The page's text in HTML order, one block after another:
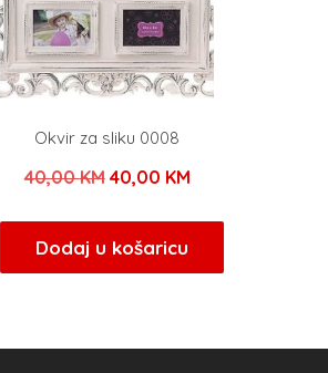
Okvir za sliku 0008
40,00KM Izvorna
bila
je:
40,00 KMTrenutna
40,00 KM.
Dodaj u košaricu